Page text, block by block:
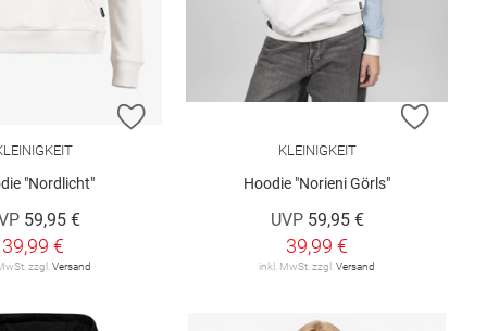
HINZUFÜGEN
"Nordlicht"
59,95 €
39,99 €
zzgl.Versand
ZUR
KLEINIGKEIT
Hoodie "Norieni Görls"
UVP 59,95 €
39,99 €
inkl. MwSt. zzgl.Versand